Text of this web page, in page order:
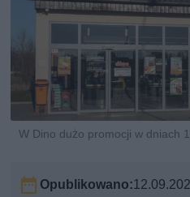
W Dino dużo promocji w dniach
Opublikowano: